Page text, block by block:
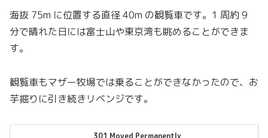
海抜 75m に位置する直径 40m の観覧車です。1 周約 9
分で晴れた日には富士山や東京湾も眺めることができま
す。
観覧車もマザー牧場では乗ることができなかったので、お
芋掘りに引き続きリベンジです。
301 Moved Permanently